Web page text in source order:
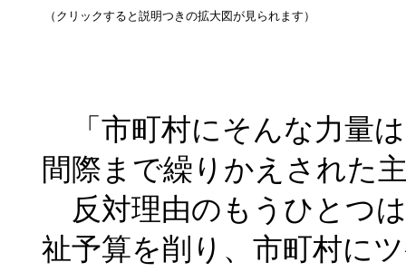
（クリックすると説明つきの拡大図が見られます）
「市町村にそんな力量
間際まで繰りかえされた
反対理由のもうひとつ
祉予算を削り、市町村に